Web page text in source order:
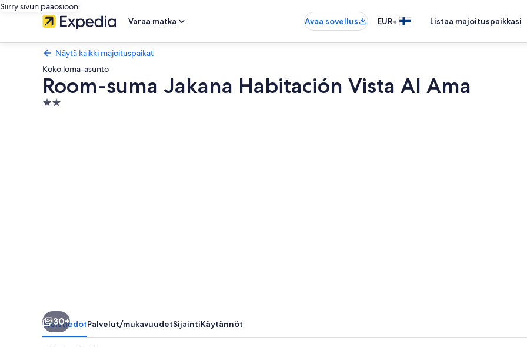
Siirry sivun pääosioon
Varaa matka
Avaa sovellus EUR• Listaa majoituspaikkasi
Näytä kaikki majoituspaikat
Koko loma-asunto
Room-suma Jakana Habitación Vista Al Ama
2.0
30+
YleistiedotPalvelut/mukavuudetSijaintiKäytännöt